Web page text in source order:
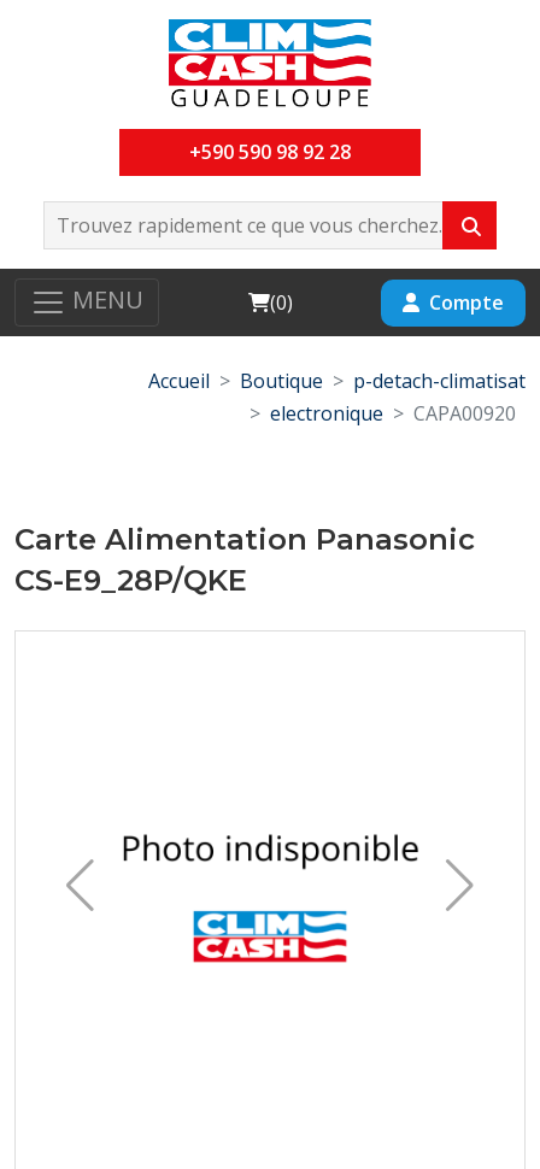
+590 590 98 92 28
MENU Cart
(0) Compte
Accueil Boutique
p-detach-climatisat
electronique
CAPA00920
Carte Alimentation Panasonic
CS-E9_28P/QKE